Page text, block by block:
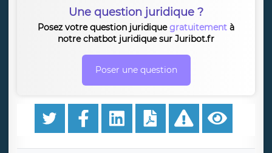
Une question juridique ?
Posez votre question juridiquegratuitement à
notre chatbot juridique sur Juribot.fr
Poser une question